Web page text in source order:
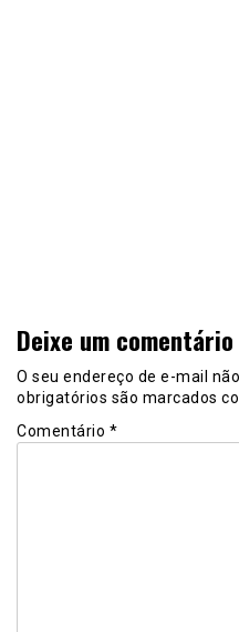
Deixe um comentário
O seu endereço de e-mail
obrigatórios são marcados
Comentário *